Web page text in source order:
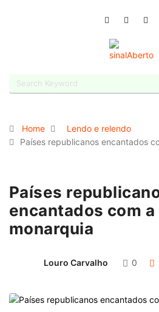
Home
Lendo e relendo
Países republicanos encantados
Países
encantados com
monarquia
Louro Carvalho 0